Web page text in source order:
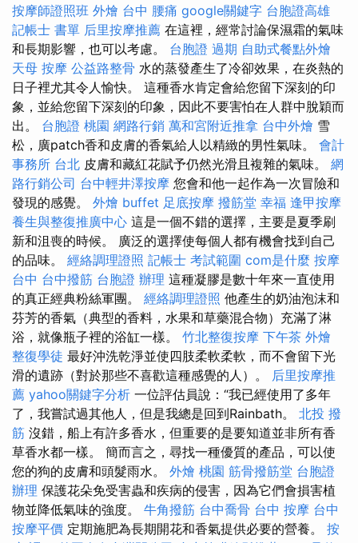
按摩師證照班 外燴 台中 腰痛 google關鍵字 台胞證高雄
記帳士 書單 后里按摩推薦 在這裡，經常討論保濕霜的氣味
和長期影響，也可以考慮。 台胞證 過期 自助式餐點外燴
天母 按摩 公益路整骨 水的蒸發產生了冷卻效果，在炎熱的
日子裡尤其令人愉快。 這種香水肯定會給您留下深刻的印
象，並給您留下深刻的印象，因此不要害怕在人群中脫穎而
出。 台胞證 桃園 網路行銷 萬和宮附近推拿 台中外燴 雪
松，廣patch香和皮膚的香氣給人以精緻的男性氣味。 會計
事務所 台北 皮膚和藏紅花賦予仍然光滑且複雜的氣味。 網
路行銷公司 台中輕井澤按摩 您會和他一起作為一次冒險和
發現的感覺。 外燴 buffet 足底按摩 撥筋堂 幸福 逢甲按摩
養生與整復推廣中心 這是一個不錯的選擇，主要是夏季刷
新和沮喪的時候。 廣泛的選擇使每個人都有機會找到自己
的品味。 經絡調理證照 記帳士 考試範圍 com是什麼 按摩
台中 台中撥筋 台胞證 辦理 這種凝膠是數十年來一直使用
的真正經典粉絲軍團。 經絡調理證照 他產生的奶油泡沫和
芬芳的香氣（典型的香料，水果和草藥混合物）充滿了淋
浴，就像瓶子裡的浴缸一樣。 竹北整復按摩 下午茶 外燴
整復學徒 最好沖洗乾淨並使四肢柔軟柔軟，而不會留下光
滑的遺跡（對於那些不喜歡這種感覺的人）。 后里按摩推
薦 yahoo關鍵字分析 一位評估員說：“我已經使用了多年
了，我嘗試過其他人，但是我總是回到Rainbath。 北投 撥
筋 沒錯，船上有許多香水，但重要的是要知道並非所有香
草香水都一樣。 簡而言之，尋找一種優質的產品，可以使
您的狗的皮膚和頭髮雨水。 外燴 桃園 筋骨撥筋堂 台胞證
辦理 保護花朵免受害蟲和疾病的侵害，因為它們會損害植
物並降低氣味的強度。 牛角撥筋 台中喬骨 台中 按摩 台中
按摩平價 定期施肥為長期開花和香氣提供必要的營養。 按